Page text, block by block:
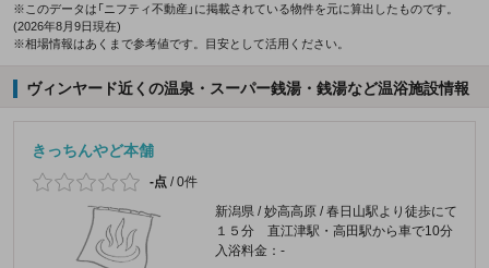
※このデータは「ニフティ不動産」に掲載されている物件を元に算出したものです。
(2026年8月9日現在)
※相場情報はあくまで参考値です。目安として活用ください。
ヴィンヤード近くの温泉・スーパー銭湯・銭湯など温浴施設情報
きっちんやど本舗
-点 /0件
新潟県 / 妙高高原 / 春日山駅より徒歩にて
１５分 直江津駅・高田駅から車で10分
入浴料金：-